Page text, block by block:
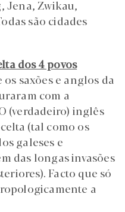
Jena, Zwikau,
são cidades
dos 4 povos
os saxões e anglos da
com a
(verdadeiro) inglês
(tal como os
galeses e
das longas invasões
Facto que só
a